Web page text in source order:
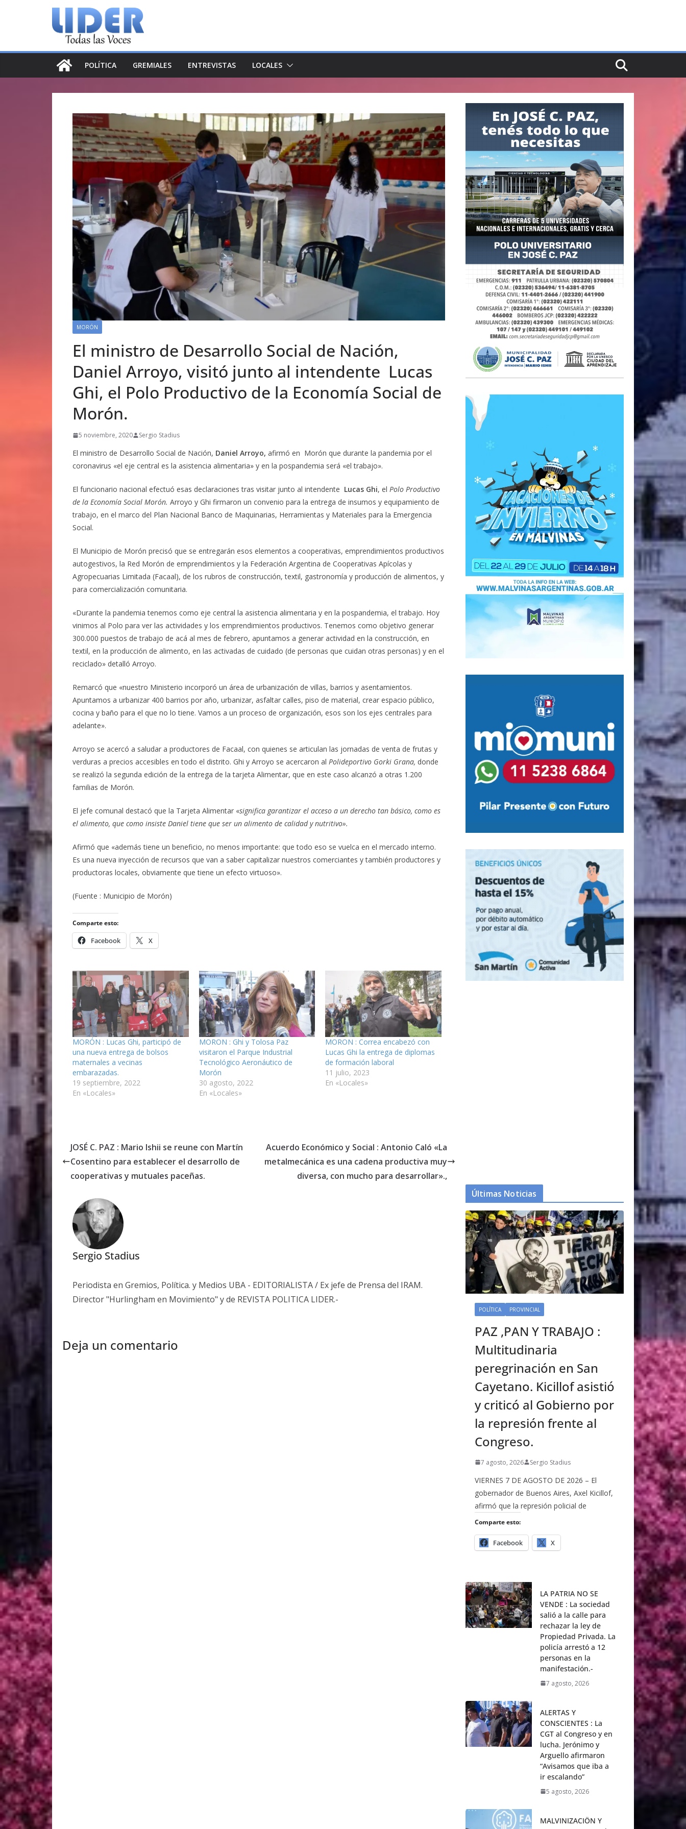
POLÍTICA GREMIALES ENTREVISTAS LOCALES
MORÓN
El ministro de Desarrollo Social de Nación,
Daniel Arroyo, visitó junto al intendente Lucas
Ghi, el Polo Productivo de la Economía Social de
Morón.
5 noviembre, 2020 Sergio Stadius
El ministro de Desarrollo Social de Nación, Daniel Arroyo, afirmó en Morón que durante la pandemia por el
coronavirus «el eje central es la asistencia alimentaria» y en la pospandemia será «el trabajo».
El funcionario nacional efectuó esas declaraciones tras visitar junto al intendente Lucas Ghi, el Polo Productivo
de la Economía Social Morón. Arroyo y Ghi firmaron un convenio para la entrega de insumos y equipamiento de
trabajo, en el marco del Plan Nacional Banco de Maquinarias, Herramientas y Materiales para la Emergencia
Social.
El Municipio de Morón precisó que se entregarán esos elementos a cooperativas, emprendimientos productivos
autogestivos, la Red Morón de emprendimientos y la Federación Argentina de Cooperativas Apícolas y
Agropecuarias Limitada (Facaal), de los rubros de construcción, textil, gastronomía y producción de alimentos, y
para comercialización comunitaria.
«Durante la pandemia tenemos como eje central la asistencia alimentaria y en la pospandemia, el trabajo. Hoy
vinimos al Polo para ver las actividades y los emprendimientos productivos. Tenemos como objetivo generar
300.000 puestos de trabajo de acá al mes de febrero, apuntamos a generar actividad en la construcción, en
textil, en la producción de alimento, en las activadas de cuidado (de personas que cuidan otras personas) y en el
reciclado» detalló Arroyo.
Remarcó que «nuestro Ministerio incorporó un área de urbanización de villas, barrios y asentamientos.
Apuntamos a urbanizar 400 barrios por año, urbanizar, asfaltar calles, piso de material, crear espacio público,
cocina y baño para el que no lo tiene. Vamos a un proceso de organización, esos son los ejes centrales para
adelante».
Arroyo se acercó a saludar a productores de Facaal, con quienes se articulan las jornadas de venta de frutas y
verduras a precios accesibles en todo el distrito. Ghi y Arroyo se acercaron al Polideportivo Gorki Grana, donde
se realizó la segunda edición de la entrega de la tarjeta Alimentar, que en este caso alcanzó a otras 1.200
familias de Morón.
El jefe comunal destacó que la Tarjeta Alimentar «significa garantizar el acceso a un derecho tan básico, como es
el alimento, que como insiste Daniel tiene que ser un alimento de calidad y nutritivo».
Afirmó que «además tiene un beneficio, no menos importante: que todo eso se vuelca en el mercado interno.
Es una nueva inyección de recursos que van a saber capitalizar nuestros comerciantes y también productores y
productoras locales, obviamente que tiene un efecto virtuoso».
(Fuente : Municipio de Morón)
Comparte esto:
Facebook X
MORÓN : Lucas Ghi, participó de
una nueva entrega de bolsos
maternales a vecinas
embarazadas.
19 septiembre, 2022
En «Locales»
MORON : Ghi y Tolosa Paz
visitaron el Parque Industrial
Tecnológico Aeronáutico de
Morón
30 agosto, 2022
En «Locales»
MORON : Correa encabezó con
Lucas Ghi la entrega de diplomas
de formación laboral
11 julio, 2023
En «Locales»
JOSÉ C. PAZ : Mario Ishii se reune con Martín
Cosentino para establecer el desarrollo de
cooperativas y mutuales paceñas.
Acuerdo Económico y Social : Antonio Caló «La
metalmecánica es una cadena productiva muy
diversa, con mucho para desarrollar».,
Sergio Stadius
Periodista en Gremios, Política. y Medios UBA - EDITORIALISTA / Ex jefe de Prensa del IRAM.
Director "Hurlingham en Movimiento" y de REVISTA POLITICA LIDER.-
Deja un comentario
Últimas Noticias
POLÍTICA PROVINCIAL
PAZ ,PAN Y TRABAJO :
Multitudinaria
peregrinación en San
Cayetano. Kicillof asistió
y criticó al Gobierno por
la represión frente al
Congreso.
7 agosto, 2026 Sergio Stadius
VIERNES 7 DE AGOSTO DE 2026 – El
gobernador de Buenos Aires, Axel Kicillof,
afirmó que la represión policial de
Comparte esto:
Facebook X
LA PATRIA NO SE
VENDE : La sociedad
salió a la calle para
rechazar la ley de
Propiedad Privada. La
policía arrestó a 12
personas en la
manifestación.-
7 agosto, 2026
ALERTAS Y
CONSCIENTES : La
CGT al Congreso y en
lucha. Jerónimo y
Arguello afirmaron
“Avisamos que iba a
ir escalando”
5 agosto, 2026
MALVINIZACIÖN Y